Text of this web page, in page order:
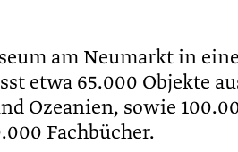
am Neumarkt in
etwa 65.000 Objekte
Ozeanien, sowie
Fachbücher.